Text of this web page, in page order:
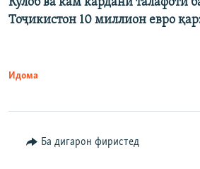
Тоҷикистон 10 миллион евро
Идома
Ба дигарон фиристед